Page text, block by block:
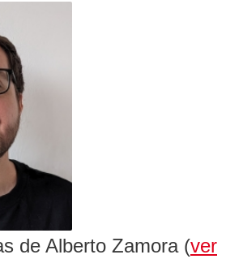
de Alberto Zamora (ver